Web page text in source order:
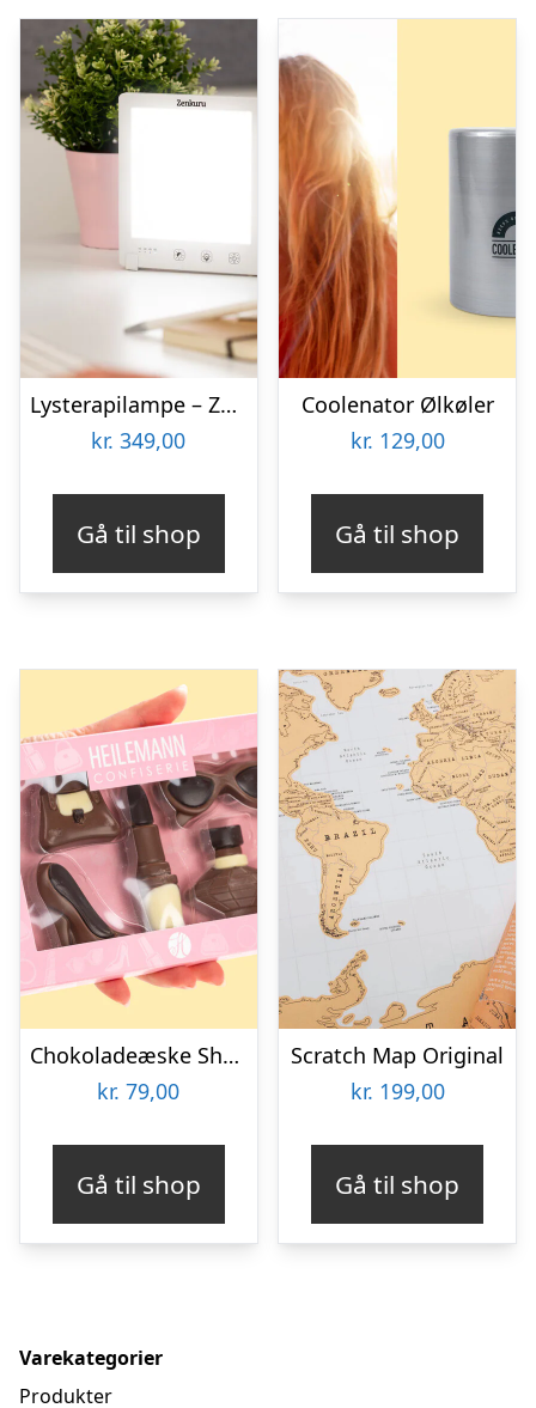
Lysterapilampe – Zenkuru
kr. 349,00
Gå til shop
Coolenator Ølkøler
kr. 129,00
Gå til shop
Chokoladeæske Shopping
kr. 79,00
Gå til shop
Scratch Map Original
kr. 199,00
Gå til shop
Varekategorier
Produkter